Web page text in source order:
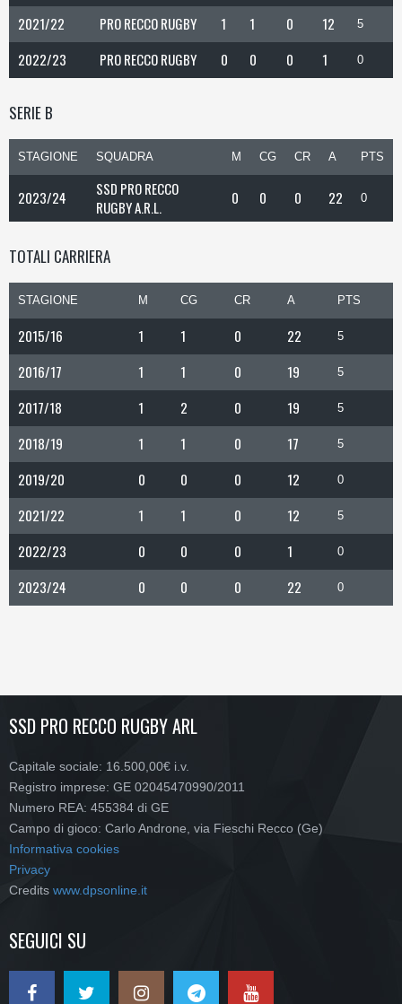
2021/22 PRO RECCO RUGBY 1 1 0 12 5
2022/23 PRO RECCO RUGBY 0 0 0 1 0
SERIE B
STAGIONE SQUADRA M CG CR A PTS
2023/24
SSD PRO RECCO
RUGBY A.R.L.
0 0 0 22 0
TOTALI CARRIERA
STAGIONE M CG CR A PTS
2015/16 1 1 0 22 5
2016/17 1 1 0 19 5
2017/18 1 2 0 19 5
2018/19 1 1 0 17 5
2019/20 0 0 0 12 0
2021/22 1 1 0 12 5
2022/23 0 0 0 1 0
2023/24 0 0 0 22 0
SSD PRO RECCO RUGBY ARL
Capitale sociale: 16.500,00€ i.v.
Registro imprese: GE 02045470990/2011
Numero REA: 455384 di GE
Campo di gioco: Carlo Androne, via Fieschi Recco (Ge)
Informativa cookies
Privacy
Credits www.dpsonline.it
SEGUICI SU